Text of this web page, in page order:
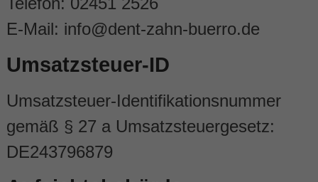
E-Mail: info@dent-zahn-buerro.de
Umsatzsteuer-ID
Umsatzsteuer-Identifikationsnummer
gemäß § 27 a Umsatzsteuergesetz:
DE243796879